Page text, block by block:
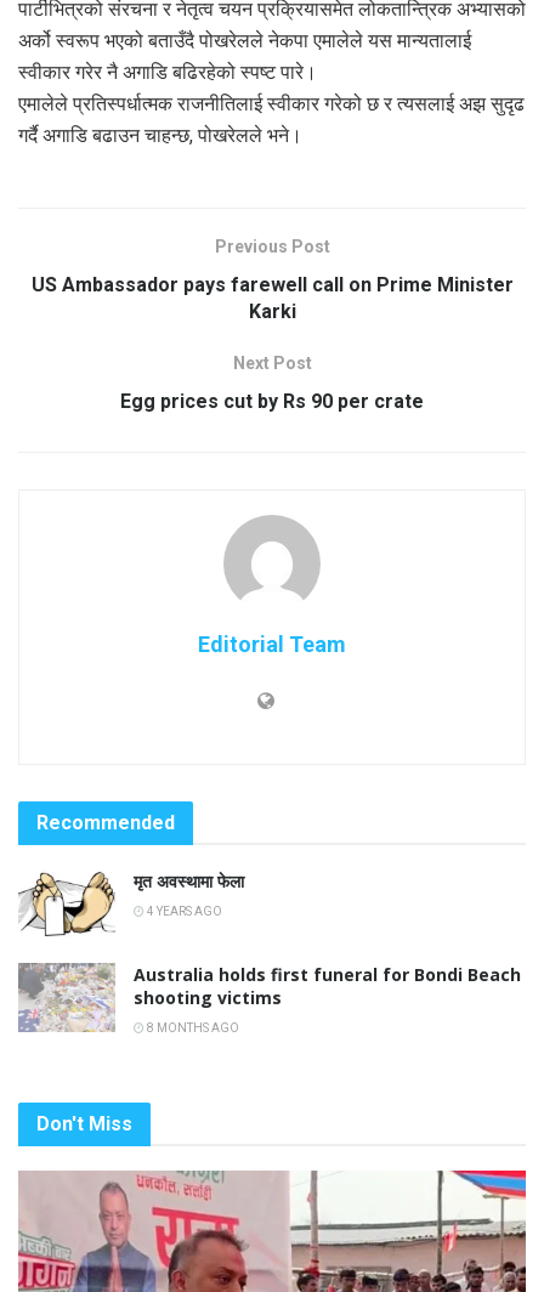
पार्टीभित्रको संरचना र नेतृत्व चयन प्रक्रियासमेत लोकतान्त्रिक अभ्यासको
अर्को स्वरूप भएको बताउँदै पोखरेलले नेकपा एमालेले यस मान्यतालाई
स्वीकार गरेर नै अगाडि बढिरहेको स्पष्ट पारे।
एमालेले प्रतिस्पर्धात्मक राजनीतिलाई स्वीकार गरेको छ र त्यसलाई अझ सुदृढ
गर्दै अगाडि बढाउन चाहन्छ, पोखरेलले भने।
Previous Post
US Ambassador pays farewell call on Prime Minister
Karki
Next Post
Egg prices cut by Rs 90 per crate
Editorial Team
Recommended
मृत अवस्थामा फेला
4 YEARS AGO
Australia holds first funeral for Bondi Beach
shooting victims
8 MONTHS AGO
Don't Miss